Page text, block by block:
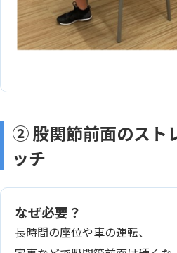
② 股関節前面のスト
ッチ
なぜ必要？
長時間の座位や車の運転、